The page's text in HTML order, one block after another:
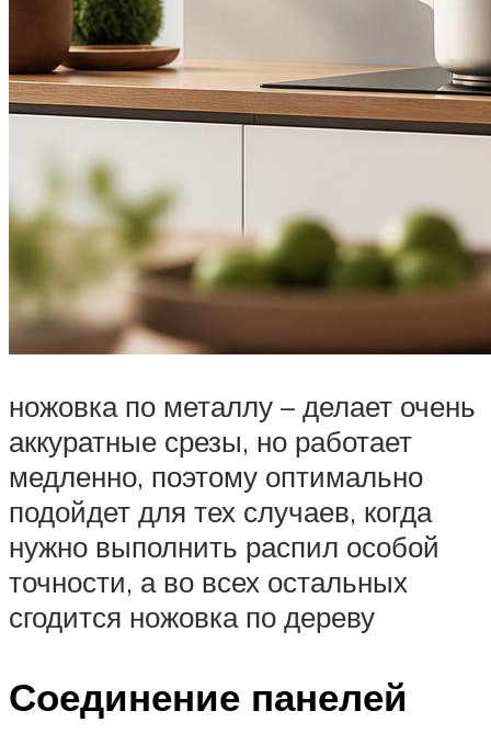
ножовка по металлу – делает очень
аккуратные срезы, но работает
медленно, поэтому оптимально
подойдет для тех случаев, когда
нужно выполнить распил особой
точности, а во всех остальных
сгодится ножовка по дереву
Соединение панелей